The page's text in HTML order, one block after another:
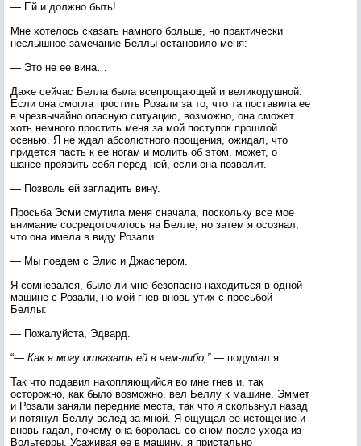
— Ей и должно быть!
Мне хотелось сказать намного больше, но практически
неслышное замечание Беллы остановило меня:
— Это не ее вина…
Даже сейчас Белла была всепрощающей и великодушной.
Если она смогла простить Розали за то, что та поставила ее
в чрезвычайно опасную ситуацию, возможно, она сможет
хоть немного простить меня за мой поступок прошлой
осенью. Я не ждал абсолютного прощения, ожидал, что
придется пасть к ее ногам и молить об этом, может, о
шансе проявить себя перед ней, если она позволит.
— Позволь ей загладить вину.
Просьба Эсми смутила меня сначала, поскольку все мое
внимание сосредоточилось на Белле, но затем я осознал,
что она имела в виду Розали.
— Мы поедем с Элис и Джаспером.
Я сомневался, было ли мне безопасно находиться в одной
машине с Розали, но мой гнев вновь утих с просьбой
Беллы:
— Пожалуйста, Эдвард.
“— Как я могу отказать ей в чем-либо,” — подумал я.
Так что подавил накопляющийся во мне гнев и, так
осторожно, как было возможно, вел Беллу к машине. Эммет
и Розали заняли передние места, так что я скользнул назад
и потянул Беллу вслед за мной. Я ощущал ее истощение и
вновь гадал, почему она боролась со сном после ухода из
Вольтерры. Усаживая ее в машину, я пристально